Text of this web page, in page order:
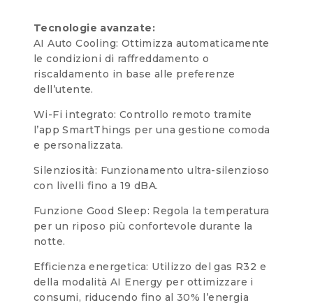
Tecnologie avanzate:
AI Auto Cooling: Ottimizza automaticamente
le condizioni di raffreddamento o
riscaldamento in base alle preferenze
dell’utente.
Wi-Fi integrato: Controllo remoto tramite
l’app SmartThings per una gestione comoda
e personalizzata.
Silenziosità: Funzionamento ultra-silenzioso
con livelli fino a 19 dBA.
Funzione Good Sleep: Regola la temperatura
per un riposo più confortevole durante la
notte.
Efficienza energetica: Utilizzo del gas R32 e
della modalità AI Energy per ottimizzare i
consumi, riducendo fino al 30% l’energia